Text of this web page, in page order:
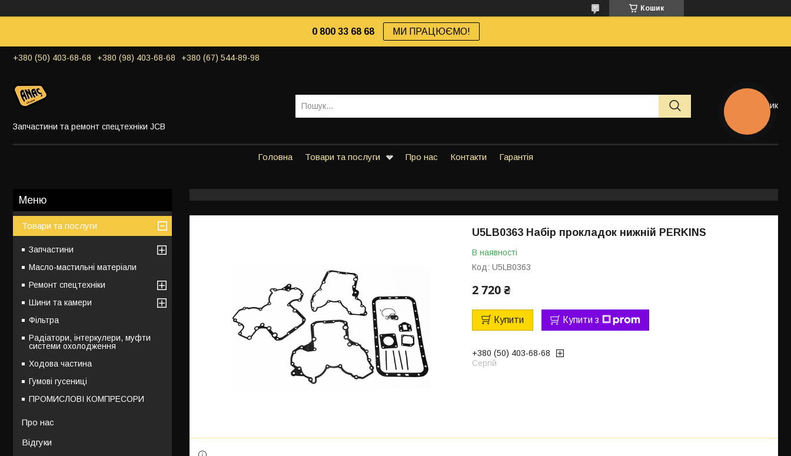
Кошик
0 800 33 68 68 МИ ПРАЦЮЄМО!
+380 (50) 403-68-68 +380 (98) 403-68-68 +380 (67) 544-89-98
Запчастини та ремонт спецтехніки JCB
Кошик
Головна Товари та послуги Про нас Контакти Гарантія
U5LB0363 Набір прокладок нижній PERKINS
В наявності
Код: U5LB0363
2 720 ₴
Купити Купити з
+380 (50) 403-68-68
Сергій
Товари та послуги
Запчастини
Масло-мастильні матеріали
Ремонт спецтехніки
Шини та камери
Фільтра
Радіатори, інтеркулери, муфти
системи охолодження
Ходова частина
Гумові гусениці
ПРОМИСЛОВІ КОМПРЕСОРИ
Про нас
Відгуки